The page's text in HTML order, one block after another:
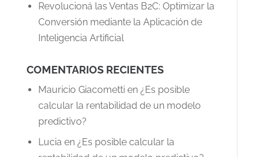
Revolucioná las Ventas B2C: Optimizar la
Conversión mediante la Aplicación de
Inteligencia Artificial
COMENTARIOS RECIENTES
Mauricio Giacomettien ¿Es posible
calcular la rentabilidad de un modelo
predictivo?
Lucia en ¿Es posible calcular la